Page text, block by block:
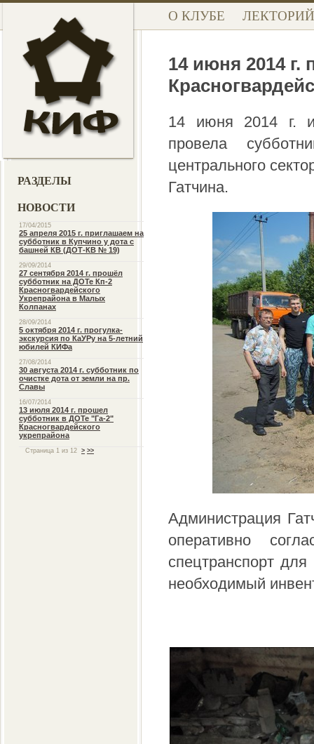
О КЛУБЕ
14 июня 2014
14 июня 2014 г.
провела
центрального
Гатчина.
Администрация
оперативно
спецтранспорт
необходимый
РАЗДЕЛЫ
НОВОСТИ
17/04/2015
25 апреля 2015 г. приглашаем на
субботник в Купчино у дота с
башней КВ (ДОТ-КВ № 19)
29/09/2014
27 сентября 2014 г. прошёл
субботник на ДОТе Кп-2
Красногвардейского
Укрепрайона в Малых
Колпанах
28/09/2014
5 октября 2014 г. прогулка-
экскурсия по КаУРу на 5-летний
юбилей КИФа
27/08/2014
30 августа 2014 г. субботник по
очистке дота от земли на пр.
Славы
16/07/2014
13 июля 2014 г. прошел
субботник в ДОТе "Га-2"
Красногвардейского
укрепрайона
Страница 1 из 12 > >>